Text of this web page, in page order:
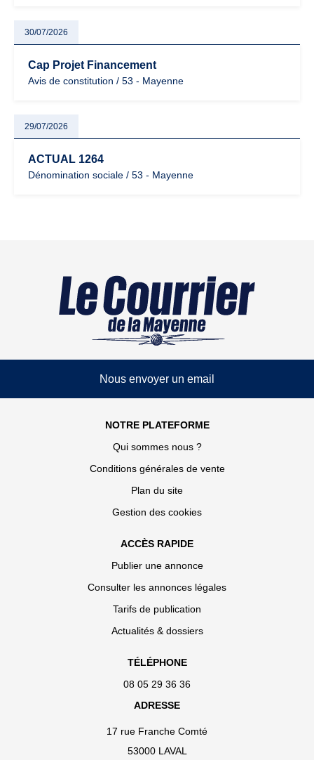
30/07/2026
Cap Projet Financement
Avis de constitution / 53 - Mayenne
29/07/2026
ACTUAL 1264
Dénomination sociale / 53 - Mayenne
Nous envoyer un email
NOTRE PLATEFORME
Qui sommes nous ?
Conditions générales de vente
Plan du site
Gestion des cookies
ACCÈS RAPIDE
Publier une annonce
Consulter les annonces légales
Tarifs de publication
Actualités & dossiers
TÉLÉPHONE
08 05 29 36 36
ADRESSE
17 rue Franche Comté
53000 LAVAL